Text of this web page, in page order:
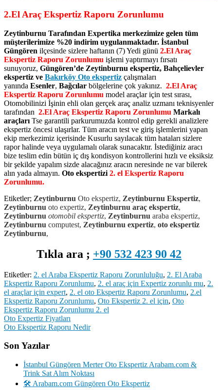
2.El Araç Ekspertiz Raporu Zorunlumu
Zeytinburnu Tarafından Expertika merkezimize gelen tüm
müşterilerimize %20 indirim uygulanmaktadır. İstanbul
Güngören ilçesinde sizlere haftanın (7) Yedi günü 2.El Araç
Ekspertiz Raporu Zorunlumu işlemi yaptırmayı fırsatı
sunuyoruz, Güngören’de Zeytinburnu ekspertiz, Bahçelievler
ekspertiz ve Bakırköy Oto ekspertiz çalışmaları
yanında Esenler, Bağcılar bölgelerine çok yakınız. 2.El Araç
Ekspertiz Raporu Zorunlumu model araçlar için test sırası,
Otomobilinizi İşinin ehli olan gerçek araç analiz uzmanı teknisyenler
tarafından 2.El Araç Ekspertiz Raporu Zorunlumu Markalı
araçları Tse garantili parkurumuzda kontrol edip gerekli analizlere
ekspertiz öncesi ulaşırlar. Tüm aracın test ve giriş işlemlerini yapan
ekip merkezimiz içerisinde Kusurlu sayılacak tüm hataları sizlere
rapor halinde veya uygulamalı olarak sunacaktır. İstediğiniz aracı
bize teslim edin bütün iç dış kondisyon kontrollerini hızlı ve eksiksiz
bir şekilde yapalım sizde alacağınız aracın neresinde ne var bilerek
alın yada almayın. Oto ekspertizi 2. el Ekspertiz Raporu
Zorunlumu.
Etiketler; Zeytinburnu Oto ekspertiz, Zeytinburnu Ekspertiz,
Zeytinburnu oto expertiz, Zeytinburnu araç ekspertiz,
Zeytinburnu otomobil ekspertiz, Zeytinburnu araba ekspertiz,
Zeytinburnu computest, Zeytinburnu expertiz, oto ekspertiz
Zeytinburnu,
Tıkla ara ; +90 532 423 90 42
Etiketler: 2. el Araba Ekspertiz Raporu Zorunluluğu, 2. El Araba
Ekspertiz Raporu Zorunlumu, 2. el araç için Expertiz zorunlu mu, 2.
el araçlar için expert, 2. el oto Ekspertiz Raporu Zorunlumu, 2.el
Ekspertiz Raporu Zorunlumu, Oto Ekspertiz 2. el için, Oto
Ekspertiz Raporu Zorunlumu 2. el
Yazı
gezinmesi
Oto Expertiz Fiyatları
Oto Ekspertiz Raporu Nedir
Son Yazılar
İstanbul Güngören Merter Oto Ekspertiz Arabam.com &
Trink Sat Alım Noktası
🛠️ Arabam.com Güngören Oto Ekspertiz